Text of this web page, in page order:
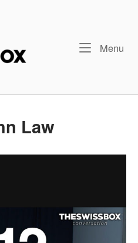
Menu
Law